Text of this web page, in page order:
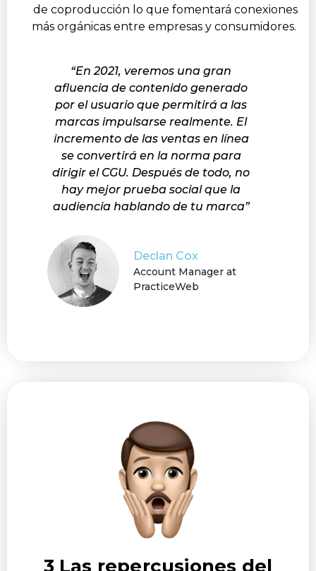
de coproducción lo que fomentará conexiones
más orgánicas entre empresas y consumidores.
“En 2021, veremos una gran
afluencia de contenido generado
por el usuario que permitirá a las
marcas impulsarse realmente. El
incremento de las ventas en línea
se convertirá en la norma para
dirigir el CGU. Después de todo, no
hay mejor prueba social que la
audiencia hablando de tu marca”
Declan Cox
Account Manager at
PracticeWeb
3 Las repercusiones del